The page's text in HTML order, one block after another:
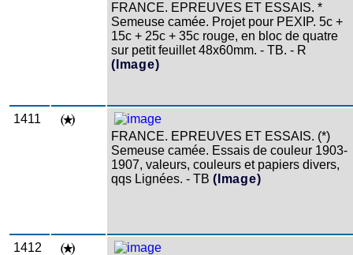
FRANCE. EPREUVES ET ESSAIS. *
Semeuse camée. Projet pour PEXIP. 5c +
15c + 25c + 35c rouge, en bloc de quatre
sur petit feuillet 48x60mm. - TB. - R
(Image)
1411
FRANCE. EPREUVES ET ESSAIS. (*)
Semeuse camée. Essais de couleur 1903-
1907, valeurs, couleurs et papiers divers,
qqs Lignées. - TB (Image)
1412